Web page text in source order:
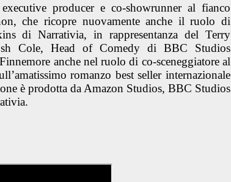
producer e co-showrunner al fianco
che ricopre nuovamente anche il ruolo di
di Narrativia, in rappresentanza del Terry
Cole, Head of Comedy di BBC Studios
anche nel ruolo di co-sceneggiatore al
romanzo best seller internazionale
è prodotta da Amazon Studios, BBC Studios